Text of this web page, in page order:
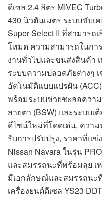
ดีเซล 2.4 ลิตร MIVEC
430 นิวตันเมตร ระบบขับเ
Super Select II ที่สามาร
โหมด ความสามารถในกา
งานทั่วไปและขนส่งสินค้า
ระบบความปลอดภัยต่างๆ
อัตโนมัติแบบแปรผัน
พร้อมระบบช่วยชะลอความ
สายตา (BSW) และระบบเ
ดีไซน์ใหม่ที่โดดเด่น, ควา
รับการปรับปรุง, ราคาที่แข่
Nissan Navara ในรุ่น
และสมรรถนะที่พร้อมลุย เ
มีเอกลักษณ์และสมรรถนะ
เครื่องยนต์ดีเซล YS23